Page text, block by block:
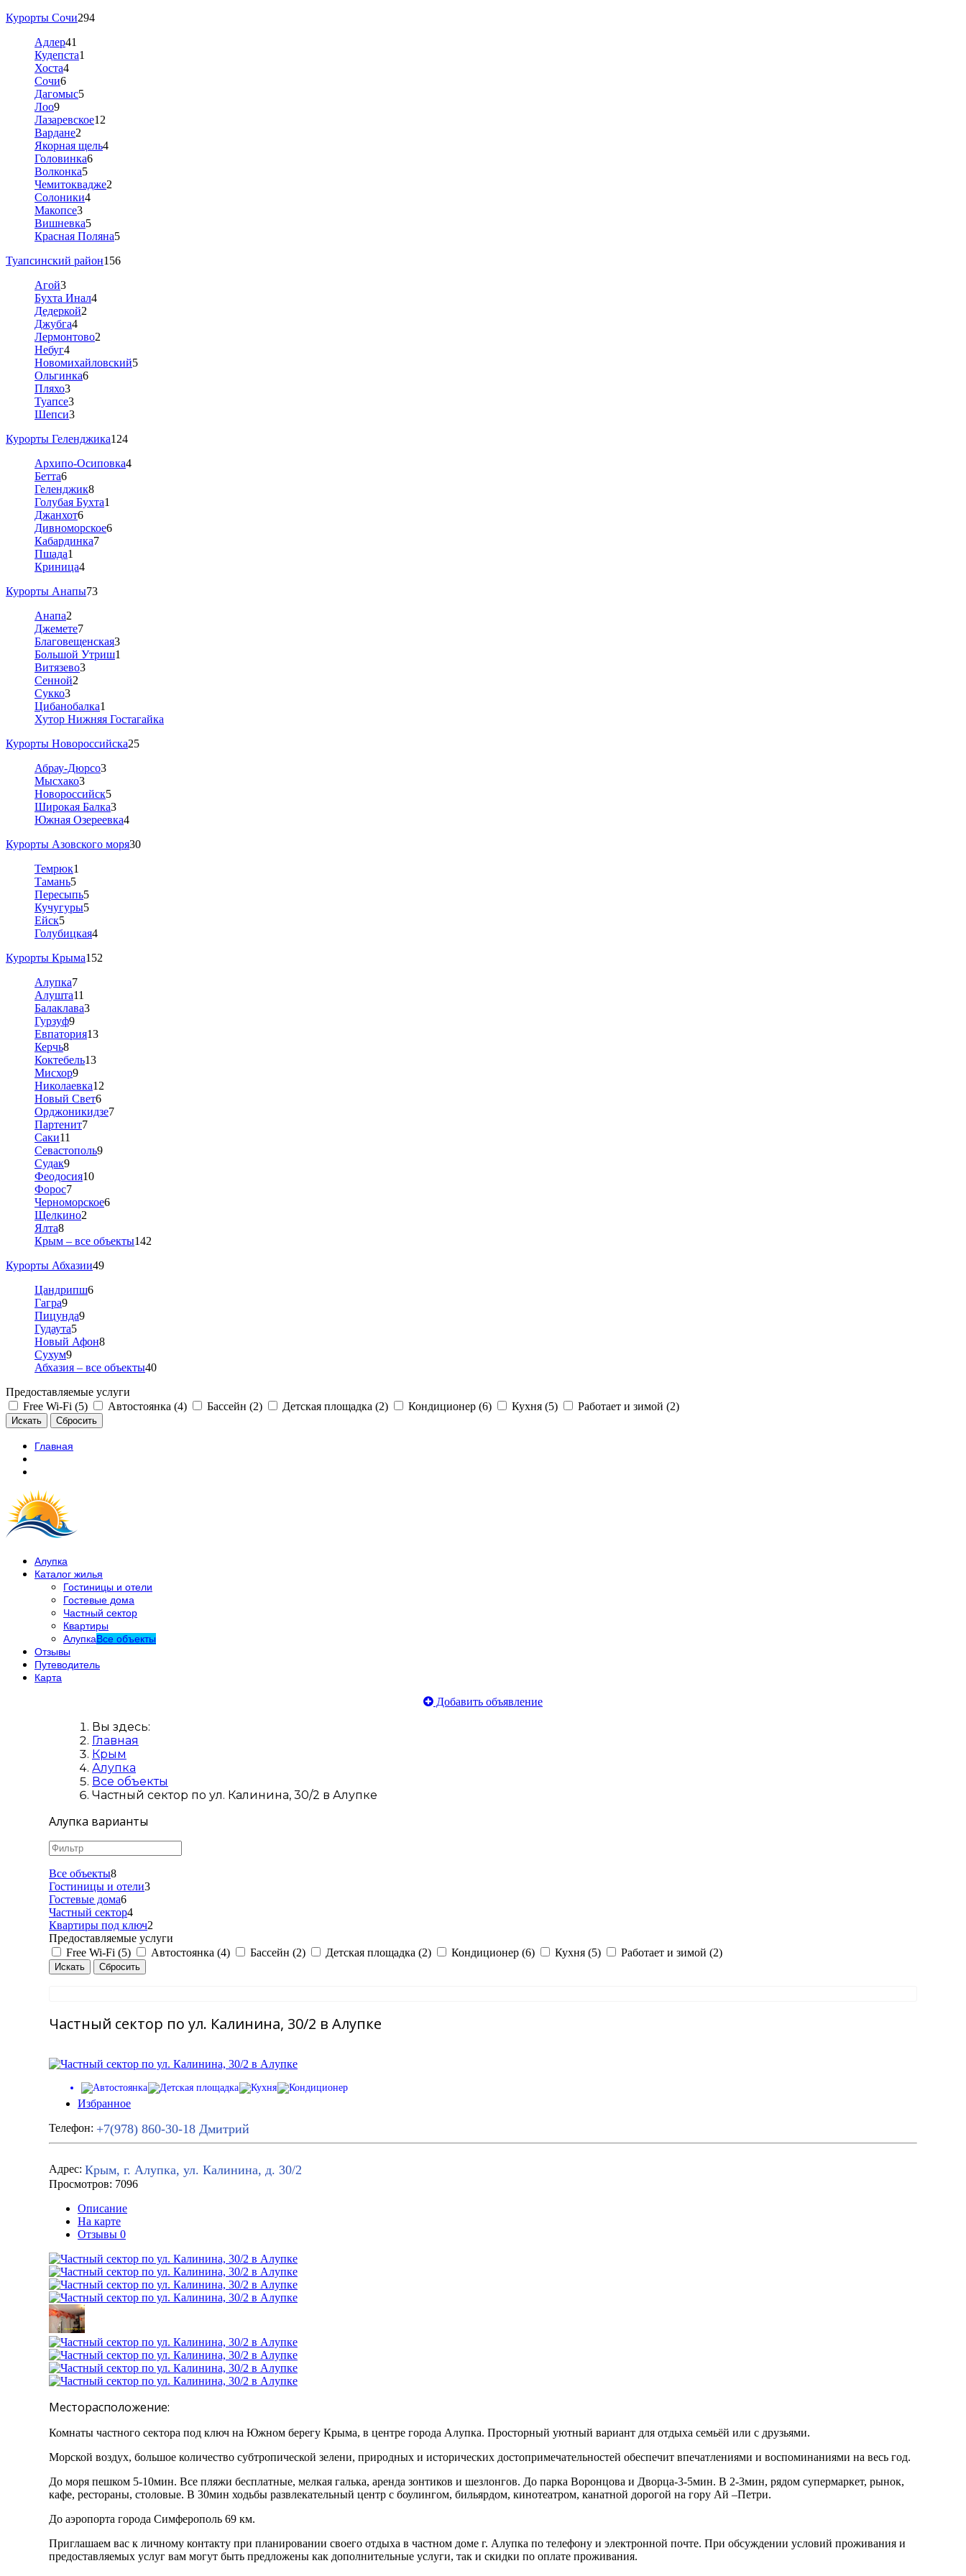
Курорты Сочи294
Адлер41
Кудепста1
Хоста4
Сочи6
Дагомыс5
Лоо9
Лазаревское12
Вардане2
Якорная щель4
Головинка6
Волконка5
Чемитоквадже2
Солоники4
Макопсе3
Вишневка5
Красная Поляна5
Туапсинский район156
Агой3
Бухта Инал4
Дедеркой2
Джубга4
Лермонтово2
Небуг4
Новомихайловский5
Ольгинка6
Пляхо3
Туапсе3
Шепси3
Курорты Геленджика124
Архипо-Осиповка4
Бетта6
Геленджик8
Голубая Бухта1
Джанхот6
Дивноморское6
Кабардинка7
Пшада1
Криница4
Курорты Анапы73
Анапа2
Джемете7
Благовещенская3
Большой Утриш1
Витязево3
Сенной2
Сукко3
Цибанобалка1
Хутор Нижняя Гостагайка
Курорты Новороссийска25
Абрау-Дюрсо3
Мысхако3
Новороссийск5
Широкая Балка3
Южная Озереевка4
Курорты Азовского моря30
Темрюк1
Тамань5
Пересыпь5
Кучугуры5
Ейск5
Голубицкая4
Курорты Крыма152
Алупка7
Алушта11
Балаклава3
Гурзуф9
Евпатория13
Керчь8
Коктебель13
Мисхор9
Николаевка12
Новый Свет6
Орджоникидзе7
Партенит7
Саки11
Севастополь9
Судак9
Феодосия10
Форос7
Черноморское6
Щелкино2
Ялта8
Крым – все объекты142
Курорты Абхазии49
Цандрипш6
Гагра9
Пицунда9
Гудаута5
Новый Афон8
Сухум9
Абхазия – все объекты40
Предоставляемые услуги
Free Wi-Fi (5)
Автостоянка (4) Бассейн (2) Детская площадка (2) Кондиционер (6) Кухня (5) Работает и зимой (2)
Главная
Алупка
Каталог жилья
Гостиницы и отели
Гостевые дома
Частный сектор
Квартиры
АлупкаВсе объекты
Отзывы
Путеводитель
Карта
Добавить объявление
Вы здесь:
Главная
Крым
Алупка
Все объекты
Частный сектор по ул. Калинина, 30/2 в Алупке
Алупка варианты
Все объекты8
Гостиницы и отели3
Гостевые дома6
Частный сектор4
Квартиры под ключ2
Предоставляемые услуги
Free Wi-Fi (5)
Автостоянка (4) Бассейн (2) Детская площадка (2) Кондиционер (6) Кухня (5) Работает и зимой (2)
Частный сектор по ул. Калинина, 30/2 в Алупке
Избранное
Телефон: +7(978) 860-30-18 Дмитрий
Адрес: Крым, г. Алупка, ул. Калинина, д. 30/2
Просмотров: 7096
Описание
На карте
Отзывы 0
Месторасположение:
Комнаты частного сектора под ключ на Южном берегу Крыма, в центре города Алупка. Просторный уютный вариант для отдыха семьёй или с друзьями.
Морской воздух, большое количество субтропической зелени, природных и исторических достопримечательностей обеспечит впечатлениями и воспоминаниями на весь год.
До моря пешком 5-10мин. Все пляжи бесплатные, мелкая галька, аренда зонтиков и шезлонгов. До парка Воронцова и Дворца-3-5мин. В 2-3мин, рядом супермаркет, рынок,
кафе, рестораны, столовые. В 30мин ходьбы развлекательный центр с боулингом, бильярдом, кинотеатром, канатной дорогой на гору Ай –Петри.
До аэропорта города Симферополь 69 км.
Приглашаем вас к личному контакту при планировании своего отдыха в частном доме г. Алупка по телефону и электронной почте. При обсуждении условий проживания и
предоставляемых услуг вам могут быть предложены как дополнительные услуги, так и скидки по оплате проживания.